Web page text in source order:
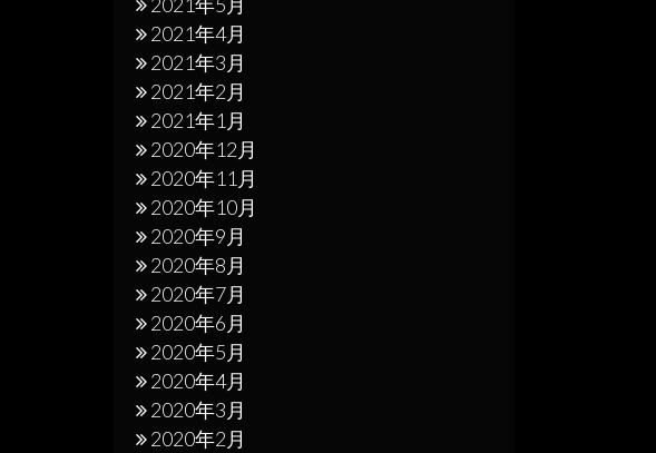
2021年4月
2021年3月
2021年2月
2021年1月
2020年12月
2020年11月
2020年10月
2020年9月
2020年8月
2020年7月
2020年6月
2020年5月
2020年4月
2020年3月
2020年2月